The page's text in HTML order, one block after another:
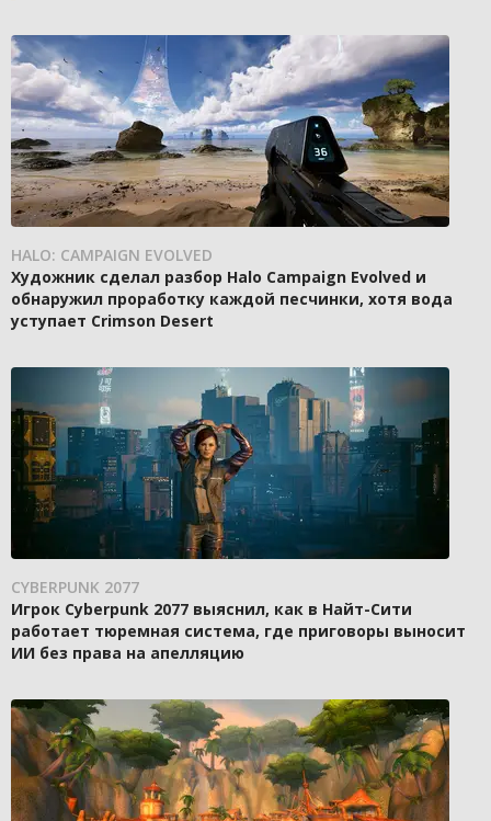
HALO: CAMPAIGN EVOLVED
Художник сделал разбор Halo Campaign Evolved и
обнаружил проработку каждой песчинки, хотя вода
уступает Crimson Desert
CYBERPUNK 2077
Игрок Cyberpunk 2077 выяснил, как в Найт-Сити
работает тюремная система, где приговоры выносит
ИИ без права на апелляцию